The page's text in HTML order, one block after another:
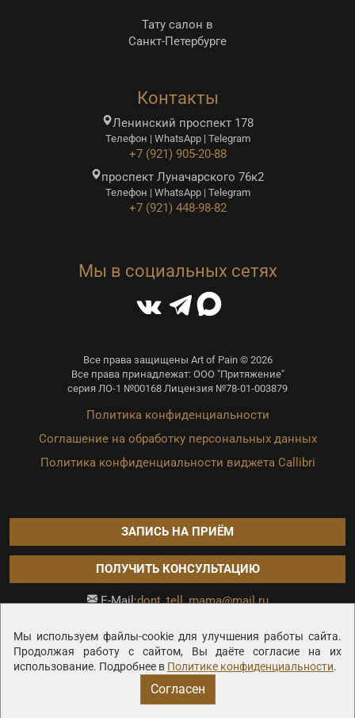
Мы используем файлы-cookie для улучшения работы сайта.
Продолжая работу с сайтом, Вы даёте согласие на их
использование. Подробнее в Политике конфиденциальности.
Согласен
Тату салон в
Санкт-Петербурге
Контакты
Ленинский проспект 178
Телефон | WhatsApp | Telegram
+7 (921) 905-20-88
проспект Луначарского 76к2
Телефон | WhatsApp | Telegram
+7 (921) 448-98-82
Мы в социальных сетях
Все права защищены Art of Pain © 2026
Все права принадлежат: ООО "Притяжение"
серия ЛО-1 №00168 Лицензия №78-01-003879
Политика конфиденциальности
Соглашение на обработку персональных данных
Политика конфиденциальности виджета Callibri
ЗАПИСЬ НА ПРИЁМ
ПОЛУЧИТЬ КОНСУЛЬТАЦИЮ
E-Mail:dont_tell_mama@mail.ru